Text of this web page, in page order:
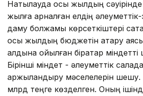
Нақтылауда осы жылдың сәуірінде
жылға арналған елдің
даму болжамы көрсеткіштері
осы жылдың бюджетін атқару
алдына қойылған бірқатар
Бірінші міндет - әлеуметтік
қаржыландыру мәселелерін шешу.
млрд теңге көзделген. Оның